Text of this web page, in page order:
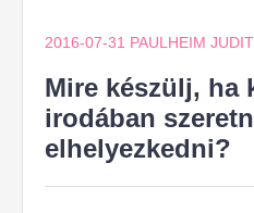
2016-07-31 PAULHEIM JUDIT
Mire készülj, ha
irodában
elhelyezkedni?